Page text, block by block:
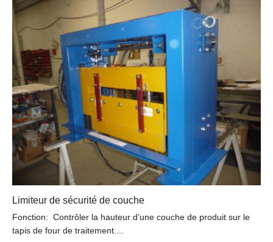
Limiteur de sécurité de couche
Fonction: Contrôler la hauteur d’une couche de produit sur le
tapis de four de traitement....